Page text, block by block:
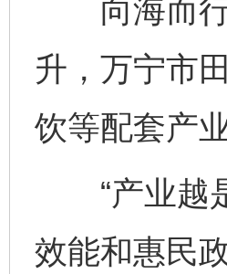
向海而行
升，万宁市
饮等配套产
“产业越是
效能和惠民